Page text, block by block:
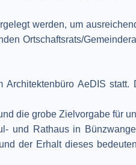
werden, um
Ortschaftsrats/
AeDIS
die grobe Zielvorgabe für
und Rathaus in
der Erhalt dieses